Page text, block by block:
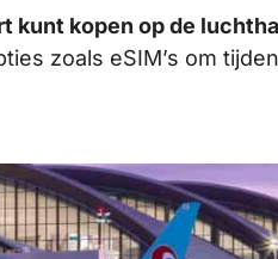
kunt kopen op de
zoals eSIM’s om